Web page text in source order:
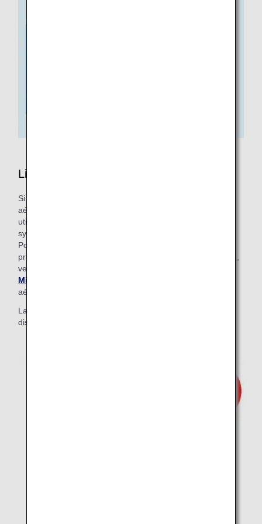
Liste d'attente à l'aéroport
Si vous souhaitez vous mettre sur la liste d'attente à un
aéroport, les services peuvent différer entre les aéroports
utilisant l'ancien système et ceux utilisant le nouveau
système.
Pour obtenir plus d'informations sur les services et les
procédures dans les aéroports qui n'ont pas encore migrés,
veuillez vous reporter aux étapes détaillées dans la section
Mise sur liste d'attente à l'aéroport
aéroports qui n'ont pas encore migrés.
La mise sur liste d'attente de surclassement n'est pas
disponible dans les aéroports utilisant l'ancien système.